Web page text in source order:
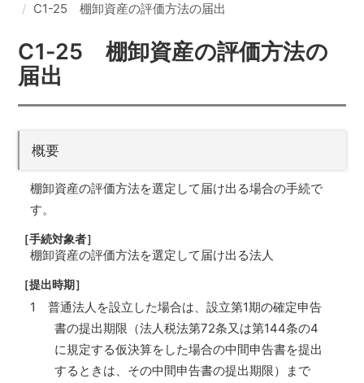
C1-25 棚卸資産の評価方法の届出
C1-25 棚卸資産の評価方法の
届出
概要
棚卸資産の評価方法を選定して届け出る場合の手続で
す。
［手続対象者］
棚卸資産の評価方法を選定して届け出る法人
［提出時期］
1 普通法人を設立した場合は、設立第1期の確定申告
書の提出期限（法人税法第72条又は第144条の4
に規定する仮決算をした場合の中間申告書を提出
するときは、その中間申告書の提出期限）まで